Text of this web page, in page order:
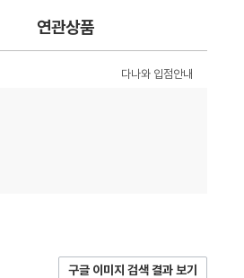
연관상품
다나와 입점안내
구글 이미지 검색 결과 보기